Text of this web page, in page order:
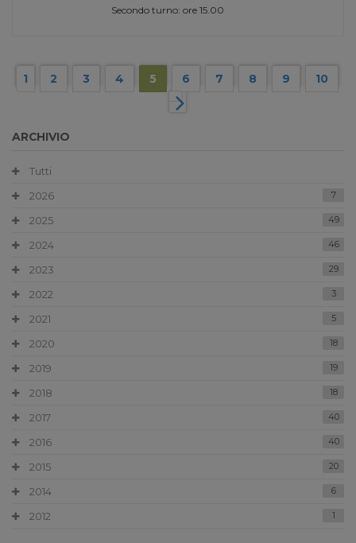
Secondo turno: ore 15.00
1 2 3 4 5 6 7 8 9 10
ARCHIVIO
Tutti
2026
7
2025 49
2024 46
2023 29
2022 3
2021 5
2020 18
2019 19
2018 18
2017 40
2016 40
2015 20
2014 6
2012 1